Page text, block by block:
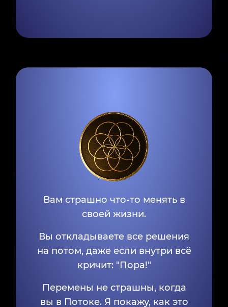
Вам страшно что-то менять в
своей жизни.
Вы откладываете все решения
на потом, даже если внутри всё
кричит: "Пора!"
Перемены не страшны, когда
вы в Потоке. Я покажу, как это